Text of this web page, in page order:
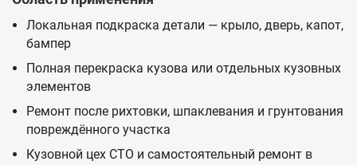
Локальная подкраска детали — крыло, дверь, капот,
бампер
Полная перекраска кузова или отдельных кузовных
элементов
Ремонт после рихтовки, шпаклевания и грунтования
повреждённого участка
Кузовной цех СТО и самостоятельный ремонт в